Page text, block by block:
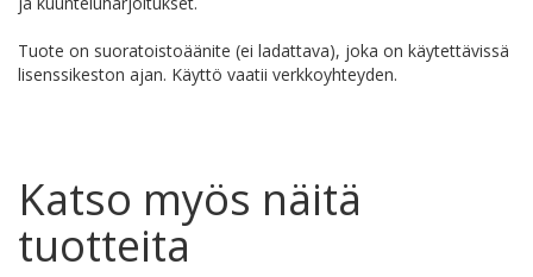
Tuote on suoratoistoäänite (ei ladattava), joka on käytettävissä
lisenssikeston ajan. Käyttö vaatii verkkoyhteyden.
Katso myös näitä
tuotteita